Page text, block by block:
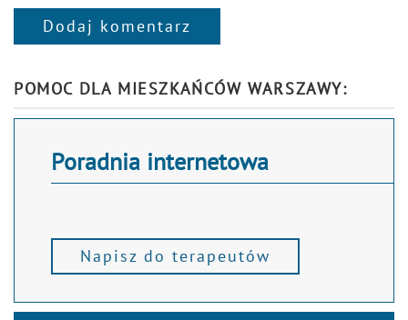
Dodaj komentarz
POMOC DLA MIESZKAŃCÓW WARSZAWY:
Poradnia internetowa
Napisz do terapeutów